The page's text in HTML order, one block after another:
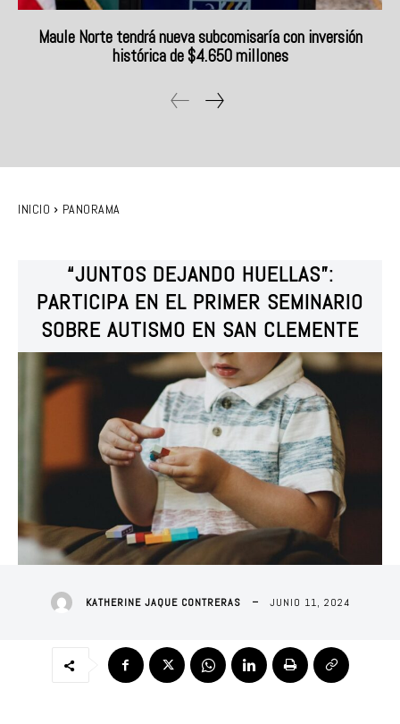
Maule Norte tendrá nueva subcomisaría con inversión
histórica de $4.650 millones